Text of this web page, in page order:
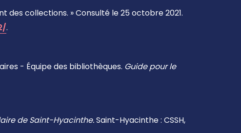
collections. » Consulté le 25 octobre 2021.
.
- Équipe des bibliothèques. Guide pour le
de Saint-Hyacinthe.Saint-Hyacinthe : CSSH,